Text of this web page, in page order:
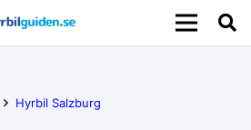
Hyrbil Salzburg